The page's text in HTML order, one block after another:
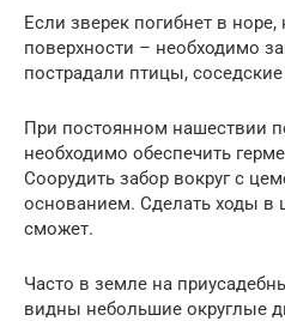
Если зверек погибнет в
поверхности – необходимо
пострадали птицы,
При постоянном нашествии
необходимо обеспечить
Соорудить забор вокруг с
основанием. Сделать ходы в
сможет.
Часто в земле на
видны небольшие округлые